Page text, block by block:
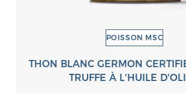
POISSON MSC
THON BLANC GERMON
TRUFFE À L'HUILE